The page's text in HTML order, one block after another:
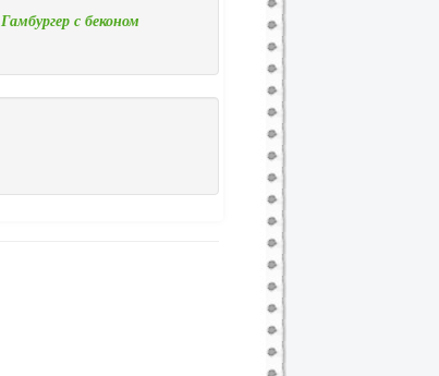
Гамбургер с беконом